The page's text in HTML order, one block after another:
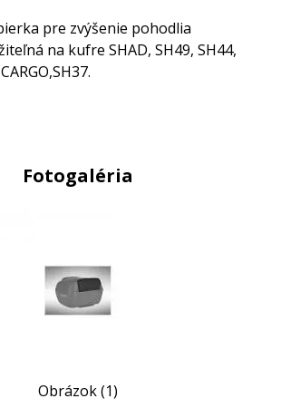
pre zvýšenie pohodlia
na kufre SHAD, SH49, SH44,
Fotogaléria
Obrázok (1)